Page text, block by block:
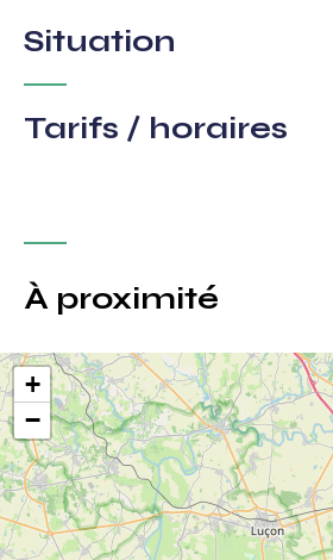
Situation
Tarifs / horaires
À proximité
+
−